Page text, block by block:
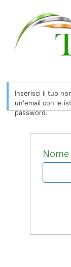
persa
Inserisci il tuo
un'email con le
password.